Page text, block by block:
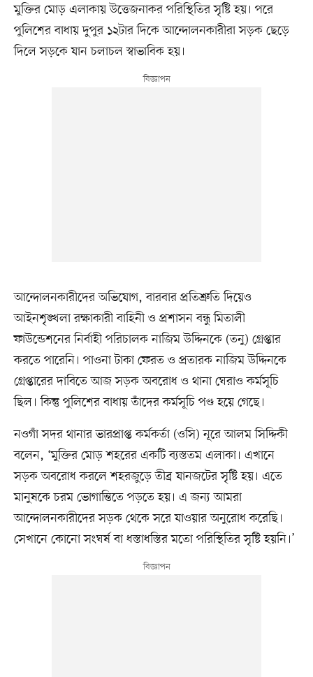
মুক্তির মোড় এলাকায় উত্তেজনাকর পরিস্থিতির সৃষ্টি হয়। পরে
পুলিশের বাধায় দুপুর ১২টার দিকে আন্দোলনকারীরা সড়ক ছেড়ে
দিলে সড়কে যান চলাচল স্বাভাবিক হয়।
আন্দোলনকারীদের অভিযোগ, বারবার প্রতিশ্রুতি দিয়েও
আইনশৃঙ্খলা রক্ষাকারী বাহিনী ও প্রশাসন বন্ধু মিতালী
ফাউন্ডেশনের নির্বাহী পরিচালক নাজিম উদ্দিনকে (তনু) গ্রেপ্তার
করতে পারেনি। পাওনা টাকা ফেরত ও প্রতারক নাজিম উদ্দিনকে
গ্রেপ্তারের দাবিতে আজ সড়ক অবরোধ ও থানা ঘেরাও কর্মসূচি
ছিল। কিন্তু পুলিশের বাধায় তাঁদের কর্মসূচি পণ্ড হয়ে গেছে।
নওগাঁ সদর থানার ভারপ্রাপ্ত কর্মকর্তা (ওসি) নূরে আলম সিদ্দিকী
বলেন, ‘মুক্তির মোড় শহরের একটি ব্যস্ততম এলাকা। এখানে
সড়ক অবরোধ করলে শহরজুড়ে তীব্র যানজটের সৃষ্টি হয়। এতে
মানুষকে চরম ভোগান্তিতে পড়তে হয়। এ জন্য আমরা
আন্দোলনকারীদের সড়ক থেকে সরে যাওয়ার অনুরোধ করেছি।
সেখানে কোনো সংঘর্ষ বা ধস্তাধস্তির মতো পরিস্থিতির সৃষ্টি হয়নি।’